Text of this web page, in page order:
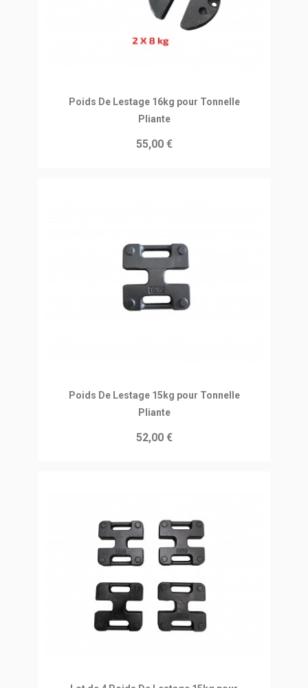
Ajouter au panier
Poids De Lestage 16kg pour Tonnelle
Pliante
55,00 €
Ajouter au panier
Poids De Lestage 15kg pour Tonnelle
Pliante
52,00 €
Ajouter au panier